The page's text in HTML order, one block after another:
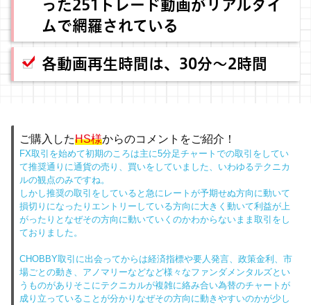
った251トレード動画がリアルタイ
ムで網羅されている
各動画再生時間は、30分～2時間
ご購入したHS様からのコメントをご紹介！
FX取引を始めて初期のころは主に5分足チャートでの取引をしてい
て推奨通りに通貨の売り、買いをしていました、いわゆるテクニカ
ルの観点のみですね。
しかし推奨の取引をしていると急にレートが予期せぬ方向に動いて
損切りになったりエントリーしている方向に大きく動いて利益が上
がったりとなぜその方向に動いていくのかわからないまま取引をし
ておりました。
CHOBBY取引に出会ってからは経済指標や要人発言、政策金利、市
場ごとの動き、アノマリーなどなど様々なファンダメンタルズとい
うものがありそこにテクニカルが複雑に絡み合い為替のチャートが
成り立っていることが分かりなぜその方向に動きやすいのかが少し